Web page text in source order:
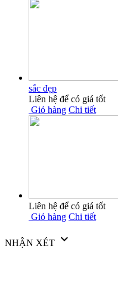
sắc đẹp
Liên hệ để có giá tốt
Giỏ hàng Chi tiết
Liên hệ để có giá tốt
Giỏ hàng Chi tiết
NHẬN XÉT 